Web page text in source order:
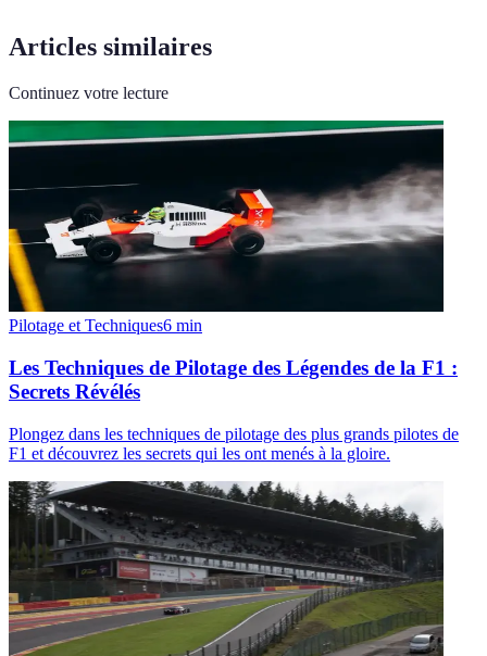
Articles similaires
Continuez votre lecture
Pilotage et Techniques6 min
Les Techniques de Pilotage des Légendes de la F1 :
Secrets Révélés
Plongez dans les techniques de pilotage des plus grands pilotes de
F1 et découvrez les secrets qui les ont menés à la gloire.